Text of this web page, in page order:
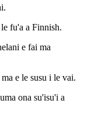
fu'a a Finnish.
e fai ma
e le susu i le vai.
ona su'isu'i a